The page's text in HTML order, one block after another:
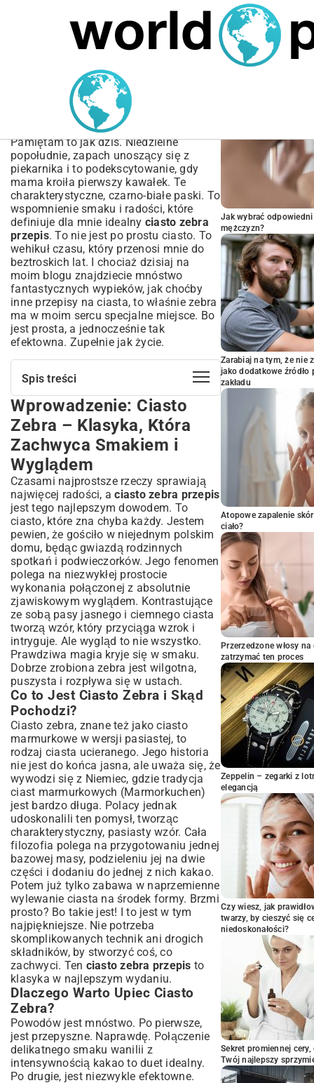
MARIUSZ ŁAMAGA 05.10.2025
Ciasto Zebra Przepis –
Idealne Paski Krok po
Pamiętam to jak dziś. Niedzielne
popołudnie, zapach unoszący się z
piekarnika i to podekscytowanie, gdy
mama kroiła pierwszy kawałek. Te
charakterystyczne, czarno-białe paski. To
wspomnienie smaku i radości, które
definiuje dla mnie idealny ciasto zebra
przepis. To nie jest po prostu ciasto. To
wehikuł czasu, który przenosi mnie do
beztroskich lat. I chociaż dzisiaj na
moim blogu znajdziecie mnóstwo
fantastycznych wypieków, jak choćby
inne przepisy na ciasta, to właśnie zebra
ma w moim sercu specjalne miejsce. Bo
jest prosta, a jednocześnie tak
efektowna. Zupełnie jak życie.
Spis treści
Wprowadzenie: Ciasto Zebra – Klasyka,
Która Zachwyca Smakiem i Wyglądem
Co to Jest Ciasto Zebra i Skąd Pochodzi?
Dlaczego Warto Upiec Ciasto Zebra?
Składniki na Idealne Ciasto Zebra –
Lista Zakupów dla Mistrza Cukiernictwa
Niezbędne Produkty w Twojej Kuchni
Sekrety Wyboru Najlepszych Składników
Przepis na Ciasto Zebra Krok po Kroku –
Od Masy do Pasków
Przygotowanie Ciasta Jasnego i Ciemnego
Technika Wylewania – Jak Stworzyć
Wyjątkowy Wzór Zebra
Pieczenie Ciasta Zebra – Idealna
Temperatura i Czas
Wskazówki i Triki dla Perfekcyjnego
Ciasta Zebra
Jak Uniknąć Najczęstszych Błędów?
Dodatkowe Smaki i Wariacje – Z czym
Podawać Ciasto Zebra?
Sposoby na Dekorację i Glazurę
Często Zadawane Pytania o Ciasto
Zebra (FAQ)
Jak Długo Ciasto Zebra Zachowuje
Świeżość?
Czy Można Zamrozić Ciasto Zebra?
Podsumowanie: Ciasto Zebra – Uczta
dla Podniebienia i Oczu
Wprowadzenie: Ciasto
Zebra – Klasyka, Która
Zachwyca Smakiem i
Wyglądem
Czasami najprostsze rzeczy sprawiają
najwięcej radości, aciasto zebra przepis
jest tego najlepszym dowodem. To
ciasto, które zna chyba każdy. Jestem
pewien, że gościło w niejednym polskim
domu, będąc gwiazdą rodzinnych
spotkań i podwieczorków. Jego fenomen
polega na niezwykłej prostocie
wykonania połączonej z absolutnie
zjawiskowym wyglądem. Kontrastujące
ze sobą pasy jasnego i ciemnego ciasta
tworzą wzór, który przyciąga wzrok i
intryguje. Ale wygląd to nie wszystko.
Prawdziwa magia kryje się w smaku.
Dobrze zrobiona zebra jest wilgotna,
puszysta i rozpływa się w ustach.
Co to Jest Ciasto Zebra i Skąd
Pochodzi?
Ciasto zebra, znane też jako ciasto
marmurkowe w wersji pasiastej, to
rodzaj ciasta ucieranego. Jego historia
nie jest do końca jasna, ale uważa się, że
wywodzi się z Niemiec, gdzie tradycja
ciast marmurkowych (Marmorkuchen)
jest bardzo długa. Polacy jednak
udoskonalili ten pomysł, tworząc
charakterystyczny, pasiasty wzór. Cała
filozofia polega na przygotowaniu jednej
bazowej masy, podzieleniu jej na dwie
części i dodaniu do jednej z nich kakao.
Potem już tylko zabawa w naprzemienne
wylewanie ciasta na środek formy. Brzmi
prosto? Bo takie jest! I to jest w tym
najpiękniejsze. Nie potrzeba
skomplikowanych technik ani drogich
składników, by stworzyć coś, co
zachwyci. Ten ciasto zebra przepis to
klasyka w najlepszym wydaniu.
Dlaczego Warto Upiec Ciasto
Zebra?
Powodów jest mnóstwo. Po pierwsze,
jest przepyszne. Naprawdę. Połączenie
delikatnego smaku wanilii z
intensywnością kakao to duet idealny.
Po drugie, jest niezwykle efektowne.
Jak wybrać
mężczyzn?
Zarabiaj na tym, że nie
jako dodatkowe
zakładu
Atopowe zapalenie
ciało?
Przerzedzone włosy
zatrzymać ten proces
Zeppelin – zegarki z
elegancją
Czy wiesz, jak
twarzy, by cieszyć się
niedoskonałości?
Sekret promiennej
Twój najlepszy